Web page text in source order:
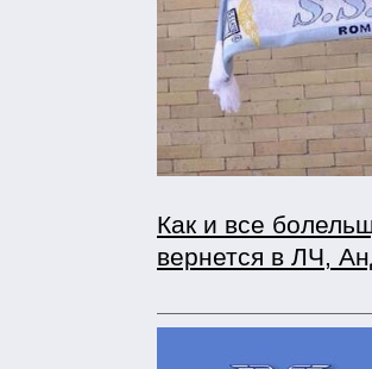
Как и все
вернется в ЛЧ,